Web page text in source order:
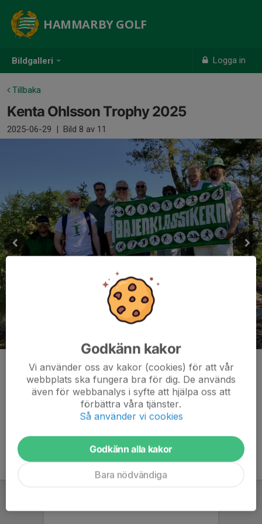
Bildgalleri Logga in
HAMMARBY GOLF
Tillbaka
Kenta Ohlsson Trophy 2025
2025-06-29 | Bild 8 av 11
Gänget som på Ingarö "bockade av" golfen i sin Bajenklassiker
Kommentarer
Godkänn kakor
Vi använder oss av kakor (cookies) för att vår
webbplats ska fungera bra för dig. De används
även för webbanalys i syfte att hjälpa oss att
förbättra våra tjänster.
Så använder vi cookies
Godkänn alla kakor
Bara nödvändiga